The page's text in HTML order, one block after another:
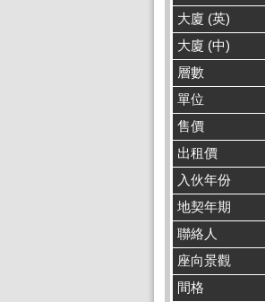
大廈 (英)
大廈 (中)
層數
單位
售價
出租價
入伙年份
地契年期
聯絡人
座向景觀
間格